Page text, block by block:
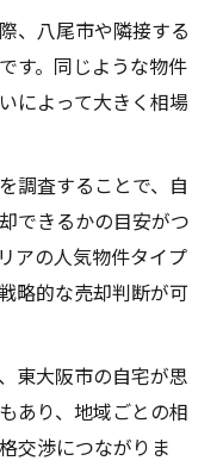
、八尾市や隣接する
す。同じような物件
によって大きく相場
調査することで、自
できるかの目安がつ
アの人気物件タイプ
略的な売却判断が可
東大阪市の自宅が思
あり、地域ごとの相
交渉につながりま